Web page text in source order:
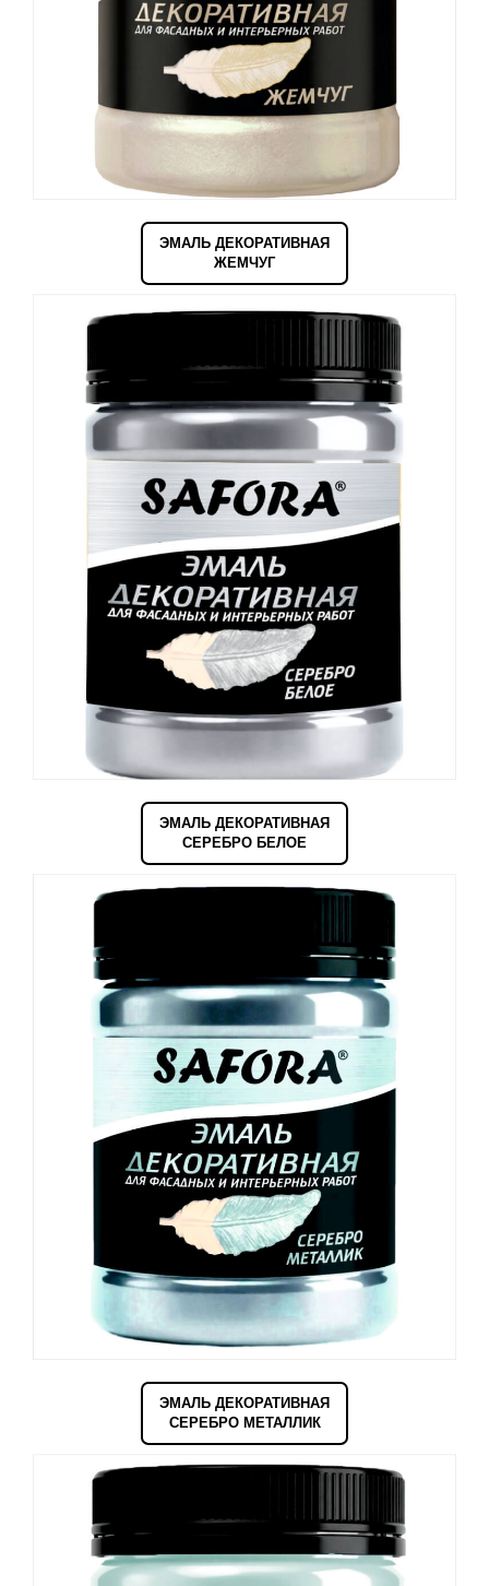
ЭМАЛЬ ДЕКОРАТИВНАЯ
ЖЕМЧУГ
ЭМАЛЬ ДЕКОРАТИВНАЯ
СЕРЕБРО БЕЛОЕ
ЭМАЛЬ ДЕКОРАТИВНАЯ
СЕРЕБРО МЕТАЛЛИК